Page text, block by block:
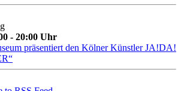
- 20:00 Uhr
präsentiert den Kölner Künstler JA!DA!